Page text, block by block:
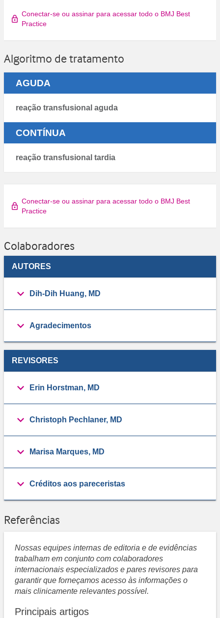
Conectar-se ou assinar para acessar todo o BMJ Best
Practice
Algoritmo de tratamento
AGUDA
reação transfusional aguda
CONTÍNUA
reação transfusional tardia
Conectar-se ou assinar para acessar todo o BMJ Best
Practice
Colaboradores
AUTORES
Dih-Dih Huang, MD
Agradecimentos
REVISORES
Erin Horstman, MD
Christoph Pechlaner, MD
Marisa Marques, MD
Créditos aos pareceristas
Referências
Nossas equipes internas de editoria e de evidências
trabalham em conjunto com colaboradores
internacionais especializados e pares revisores para
garantir que forneçamos acesso às informações o
mais clinicamente relevantes possível.
Principais artigos